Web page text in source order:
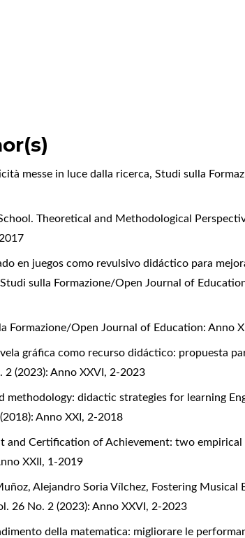
messe in luce dalla ricerca,Studi sulla
Theoretical and Methodological
en juegos como revulsivo didáctico para
Studi sulla Formazione/Open Journal of
Formazione/Open Journal of Education: Anno
gráfica como recurso didáctico: propuesta
(2023): Anno XXVI, 2-2023
methodology: didactic strategies for learning
Anno XXI, 2-2018
and Certification of Achievement: two
XXII, 1-2019
Alejandro Soria Vílchez, Fostering Musical
26 No. 2 (2023): Anno XXVI, 2-2023
della matematica: migliorare le